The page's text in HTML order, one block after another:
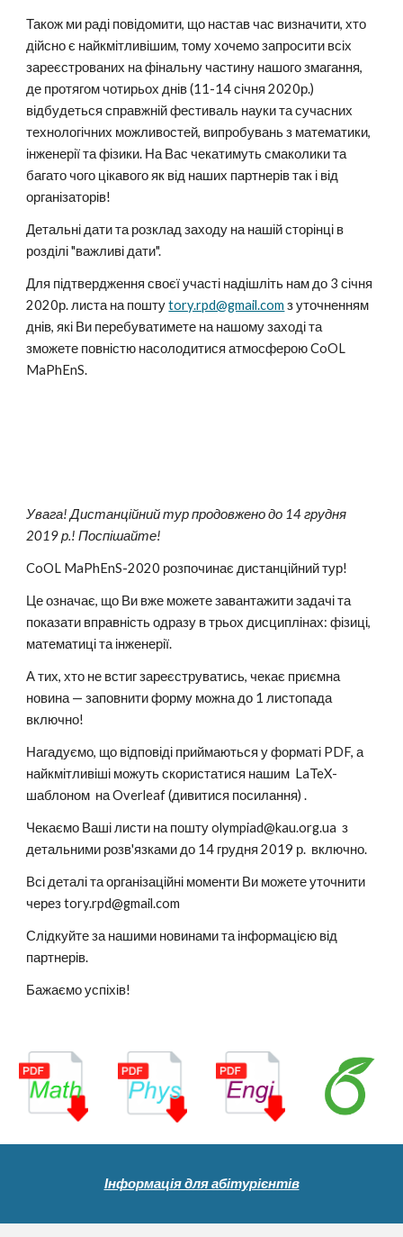
Також ми раді повідомити, що настав час визначити, хто
дійсно є найкмітливішим, тому хочемо запросити всіх
зареєстрованих на фінальну частину нашого змагання,
де протягом чотирьох днів (11-14 січня 2020р.)
відбудеться справжній фестиваль науки та сучасних
технологічних можливостей, випробувань з математики,
інженерії та фізики. На Вас чекатимуть смаколики та
багато чого цікавого як від наших партнерів так і від
організаторів!
Детальні дати та розклад заходу на нашій сторінці в
розділі "важливі дати".
Для підтвердження своєї участі надішліть нам до 3 січня
2020р. листа на пошту tory.rpd@gmail.com з уточненням
днів, які Ви перебуватимете на нашому заході та
зможете повністю насолодитися атмосферою CoOL
MaPhEnS.
Увага! Дистанційний тур продовжено до 14 грудня
2019 р.! Поспішайте!
CoOL MaPhEnS-2020 розпочинає дистанційний тур!
Це означає, що Ви вже можете завантажити задачі та
показати вправність одразу в трьох дисциплінах: фізиці,
математиці та інженерії.
А тих, хто не встиг зареєструватись, чекає приємна
новина — заповнити форму можна до 1 листопада
включно!
Нагадуємо, що відповіді приймаються у форматі PDF, а
найкмітливіші можуть скористатися нашим  LaTeX-
шаблоном  на Overleaf (дивитися посилання) .
Чекаємо Ваші листи на пошту olympiad@kau.org.ua  з
детальними розв'язками до 14 грудня 2019 р.  включно.
Всі деталі та організаційні моменти Ви можете уточнити
через tory.rpd@gmail.com
Слідкуйте за нашими новинами та інформацією від
партнерів.
Бажаємо успіхів!
Інформація для абітурієнтів